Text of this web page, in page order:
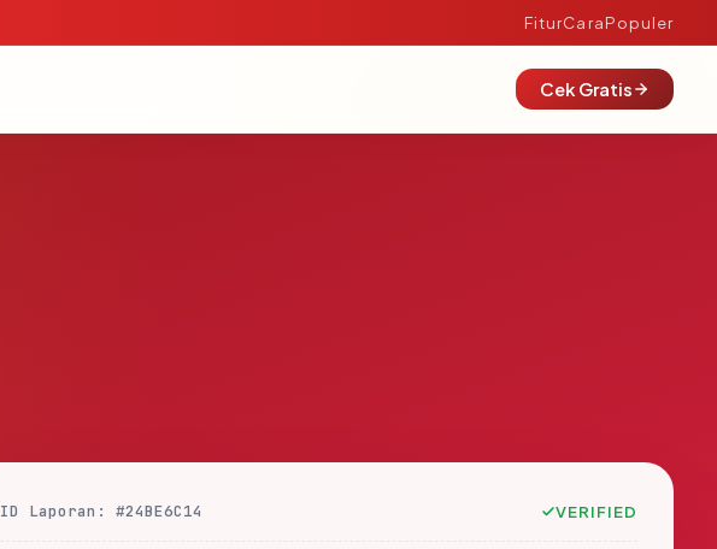
FiturCaraPopuler
Cek Gratis
ID Laporan: #24BE6C14 VERIFIED